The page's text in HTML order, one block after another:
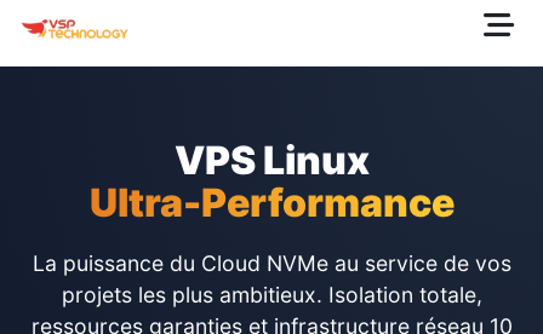
VPS Linux
Ultra-Performance
La puissance du Cloud NVMe au service de vos
projets les plus ambitieux. Isolation totale,
ressources garanties et infrastructure réseau 10